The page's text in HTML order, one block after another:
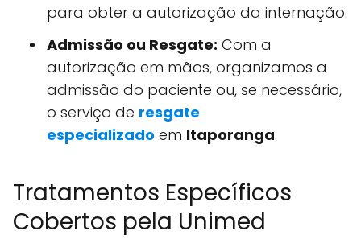
para obter a autorização da internação.
Admissão ou Resgate: Com a
autorização em mãos, organizamos a
admissão do paciente ou, se necessário,
o serviço de resgate
especializado em Itaporanga.
Tratamentos Específicos
Cobertos pela Unimed